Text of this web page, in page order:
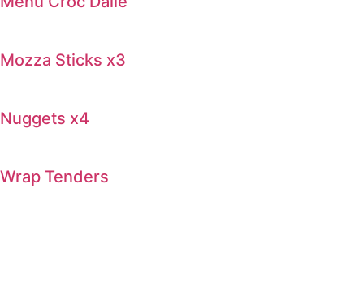
Mozza Sticks x3
Nuggets x4
Wrap Tenders